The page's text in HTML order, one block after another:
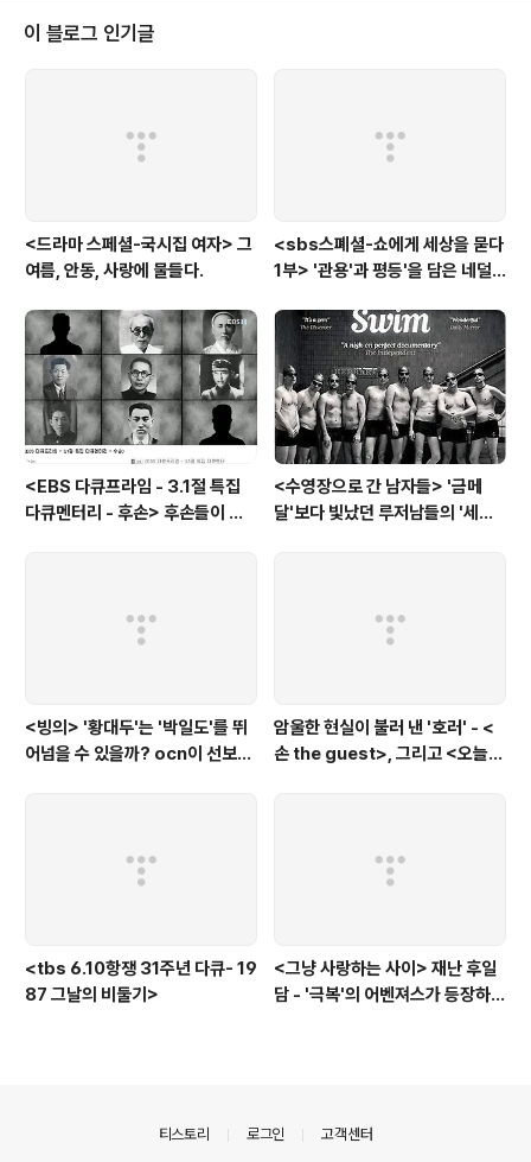
아닌, 봄이에게도 떨어졌다. 그런데 따지고 보면, 그런 한정호 부부의 판단이 틀
린 것도 아니다. 그들이 봄이를 생각하듯이, 이종 수혈이라 정당성을 부여받았
이 블로그 인기글
<드라마 스페셜-국시집 여자> 그
여름, 안동, 사랑에 물들다.
<sbs스폐셜-쇼에게 세상을 묻다
1부> '관용'과 평등'을 담은 네덜
<EBS 다큐프라임 - 3.1절 특집
다큐멘터리 - 후손> 후손들이 말
<수영장으로 간 남자들> '금메
달'보다 빛났던 루저남들의 '세라
<빙의> '황대두'는 '박일도'를 뛰
어넘을 수 있을까? ocn이 선보인
암울한 현실이 불러 낸 '호러' - <
손 the guest>, 그리고 <오늘의
<tbs 6.10항쟁 31주년 다큐- 19
87 그날의 비둘기>
<그냥 사랑하는 사이> 재난 후일
담 - '극복'의 어벤져스가 등장하
티스토리 로그인 고객센터